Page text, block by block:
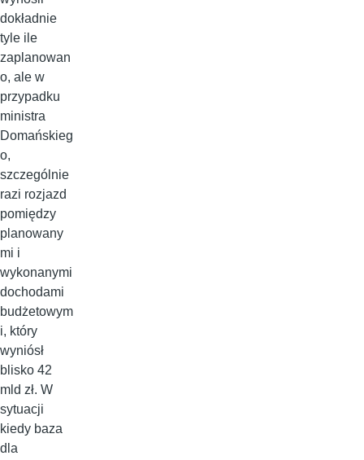
dokładnie
tyle ile
zaplanowan
o, ale w
przypadku
ministra
Domańskieg
o,
szczególnie
razi rozjazd
pomiędzy
planowany
mi i
wykonanymi
dochodami
budżetowym
i, który
wyniósł
blisko 42
mld zł. W
sytuacji
kiedy baza
dla